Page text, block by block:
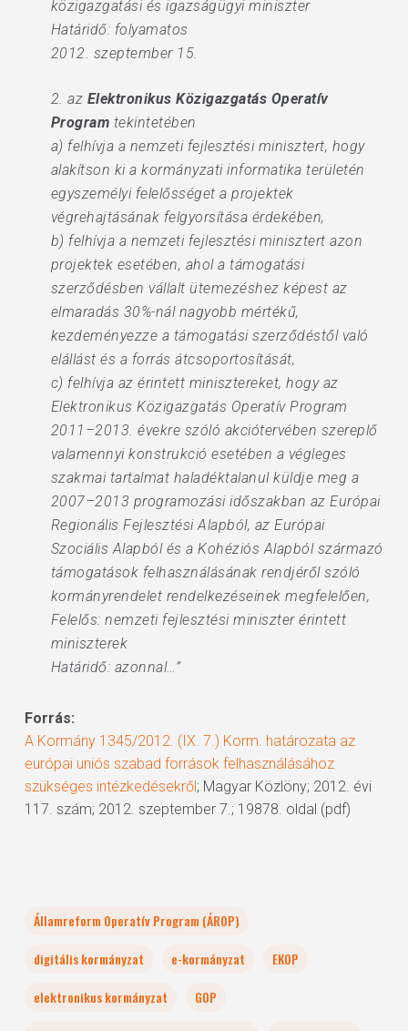
közigazgatási és igazságügyi miniszter
Határidő: folyamatos
2012. szeptember 15.
2. az Elektronikus Közigazgatás Operatív
Program tekintetében
a) felhívja a nemzeti fejlesztési minisztert, hogy
alakítson ki a kormányzati informatika területén
egyszemélyi felelősséget a projektek
végrehajtásának felgyorsítása érdekében,
b) felhívja a nemzeti fejlesztési minisztert azon
projektek esetében, ahol a támogatási
szerződésben vállalt ütemezéshez képest az
elmaradás 30%-nál nagyobb mértékű,
kezdeményezze a támogatási szerződéstől való
elállást és a forrás átcsoportosítását,
c) felhívja az érintett minisztereket, hogy az
Elektronikus Közigazgatás Operatív Program
2011–2013. évekre szóló akciótervében szereplő
valamennyi konstrukció esetében a végleges
szakmai tartalmat haladéktalanul küldje meg a
2007–2013 programozási időszakban az Európai
Regionális Fejlesztési Alapból, az Európai
Szociális Alapból és a Kohéziós Alapból származó
támogatások felhasználásának rendjéről szóló
kormányrendelet rendelkezéseinek megfelelően,
Felelős: nemzeti fejlesztési miniszter érintett
miniszterek
Határidő: azonnal…”
Forrás:
A Kormány 1345/2012. (IX. 7.) Korm. határozata az
európai uniós szabad források felhasználásához
szükséges intézkedésekről; Magyar Közlöny; 2012. évi
117. szám; 2012. szeptember 7.; 19878. oldal (pdf)
Államreform Operatív Program (ÁROP)
digitális kormányzat
e-kormányzat
EKOP
elektronikus kormányzat
GOP